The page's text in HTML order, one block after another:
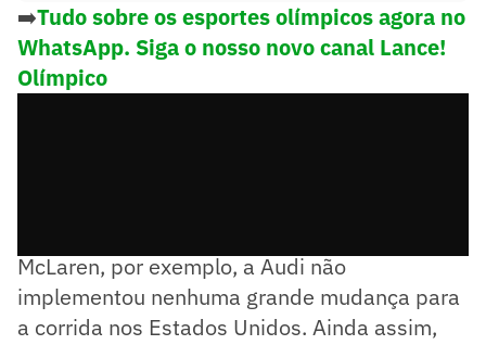
➡️Tudo sobre os esportes olímpicos agora no
WhatsApp. Siga o nosso novo canal Lance!
Olímpico
McLaren, por exemplo, a Audi não
implementou nenhuma grande mudança para
a corrida nos Estados Unidos. Ainda assim,